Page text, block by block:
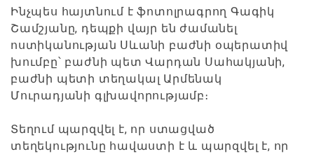
Ինչպես հայտնում է ֆոտոլրագրող Գագիկ
Շամշյանը, դեպքի վայր են ժամանել
ոստիկանության Սևանի բաժնի օպերատիվ
խումբը՝ բաժնի պետ Վարդան Սահակյանի,
բաժնի պետի տեղակալ Արմենակ
Մուրադյանի գլխավորությամբ։
Տեղում պարզվել է, որ ստացված
տեղեկությունը հավաստի է և պարզվել է, որ